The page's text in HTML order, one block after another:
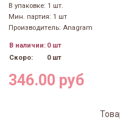
В упаковке: 1 шт.
Мин. партия: 1 шт
Производитель: Anagram
В наличии: 0 шт
Скоро:
0 шт
346.00 руб